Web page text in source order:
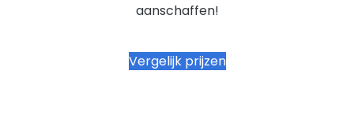
aanschaffen!
Vergelijk prijzen